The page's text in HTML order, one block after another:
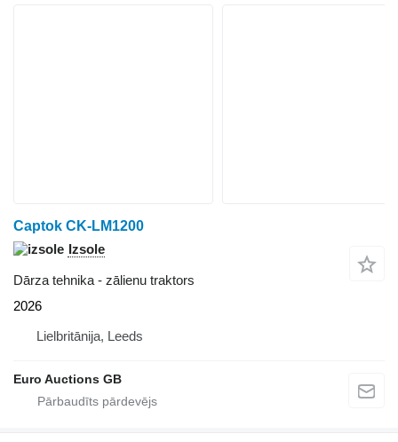
Captok CK-LM1200
Izsole
Dārza tehnika - zālienu traktors
2026
Lielbritānija, Leeds
Euro Auctions GB